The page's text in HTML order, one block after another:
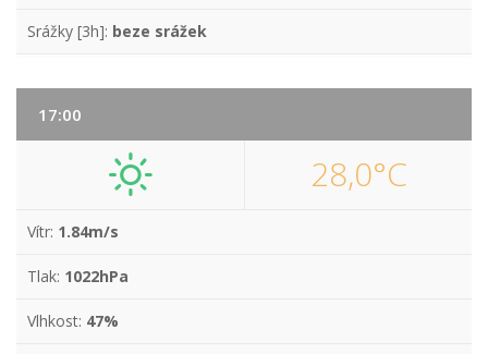
Srážky [3h]: beze srážek
17:00
28,0°C
Vítr: 1.84m/s
Tlak: 1022hPa
Vlhkost: 47%